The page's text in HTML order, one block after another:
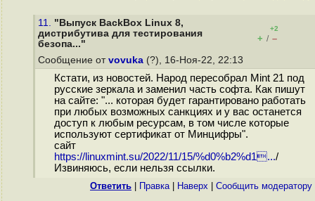
11. "Выпуск BackBox Linux 8,
дистрибутива для тестирования
безопа..."
+2
+ / –
Сообщение от vovuka (?), 16-Ноя-22, 22:13
Кстати, из новостей. Народ пересобрал Mint 21 под
русские зеркала и заменил часть софта. Как пишут
на сайте: "... которая будет гарантировано работать
при любых возможных санкциях и у вас останется
доступ к любым ресурсам, в том числе которые
используют сертификат от Минцифры".
сайт
https://linuxmint.su/2022/11/15/%d0%b2%d1.../
Извиняюсь, если нельзя ссылки.
Ответить Правка| Наверх Cообщить модератору